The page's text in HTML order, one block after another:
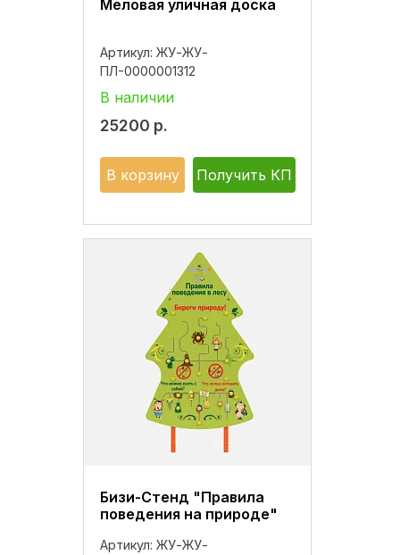
Меловая уличная доска
Артикул: ЖУ-ЖУ-
ПЛ-0000001312
В наличии
25200 р.
В корзину Получить КП
Бизи-Стенд "Правила
поведения на природе"
Артикул: ЖУ-ЖУ-